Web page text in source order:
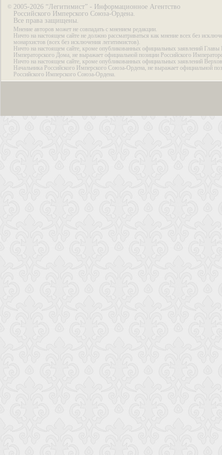
© 2005-2026 “Легитимист” - Информационное Агентство
Российского Имперского Союза-Ордена.
Все права защищены.
Мнение авторов может не совпадать с мнением редакции.
Ничто на настоящем сайте не должно рассматриваться как мнение всех без
монархистов (всех без исключения легитимистов).
Ничто на настоящем сайте, кроме опубликованных официальных заявлений Главы
Императорского Дома, не выражает официальной позиции Российского
Ничто на настоящем сайте, кроме опубликованных официальных заявлений
Начальника Российского Имперского Союза-Ордена, не выражает официальной
Российского Имперского Союза-Ордена.